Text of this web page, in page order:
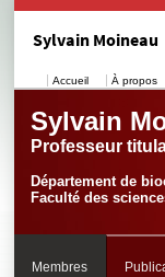
Sylvain Moineau
Accueil À propos
Sylvain
Professeur
Département de
Faculté des
Membres